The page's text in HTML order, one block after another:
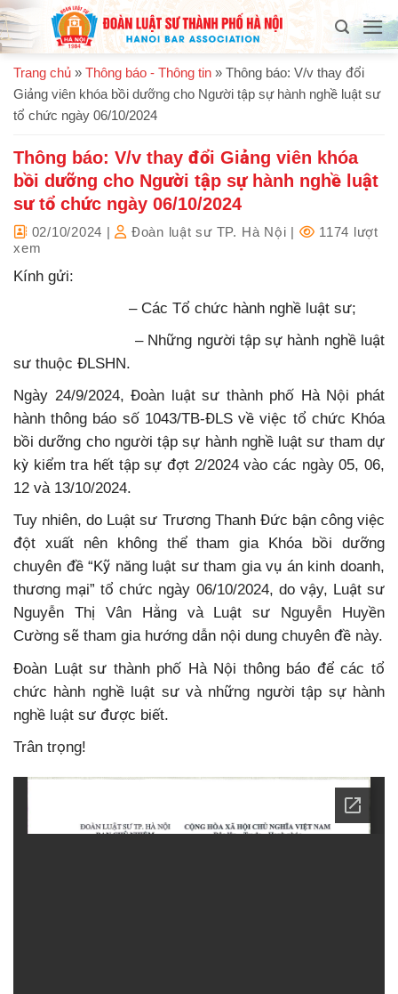
Bỏ
qua
nội
dungTrang chủ » Thông báo - Thông tin » Thông báo: V/v thay đổi
Giảng viên khóa bồi dưỡng cho Người tập sự hành nghề luật sư
tổ chức ngày 06/10/2024
Thông báo: V/v thay đổi Giảng viên khóa
bồi dưỡng cho Người tập sự hành nghề luật
sư tổ chức ngày 06/10/2024
02/10/2024 | Đoàn luật sư TP. Hà Nội |
1174 lượt
xem
Kính gửi:
– Các Tổ chức hành nghề luật sư;
– Những người tập sự hành nghề luật
sư thuộc ĐLSHN.
Ngày 24/9/2024, Đoàn luật sư thành phố Hà Nội phát
hành thông báo số 1043/TB-ĐLS về việc tổ chức Khóa
bồi dưỡng cho người tập sự hành nghề luật sư tham dự
kỳ kiểm tra hết tập sự đợt 2/2024 vào các ngày 05, 06,
12 và 13/10/2024.
Tuy nhiên, do Luật sư Trương Thanh Đức bận công việc
đột xuất nên không thể tham gia Khóa bồi dưỡng
chuyên đề “Kỹ năng luật sư tham gia vụ án kinh doanh,
thương mại” tổ chức ngày 06/10/2024, do vậy, Luật sư
Nguyễn Thị Vân Hằng và Luật sư Nguyễn Huyền
Cường sẽ tham gia hướng dẫn nội dung chuyên đề này.
Đoàn Luật sư thành phố Hà Nội thông báo để các tổ
chức hành nghề luật sư và những người tập sự hành
nghề luật sư được biết.
Trân trọng!